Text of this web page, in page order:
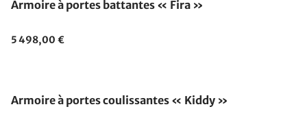
Armoire à portes battantes « Fira »
5 498,00 €
Armoire à portes coulissantes « Kiddy »